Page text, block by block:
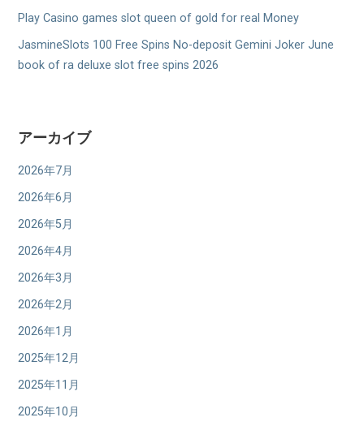
Play Casino games slot queen of gold for real Money
JasmineSlots 100 Free Spins No-deposit Gemini Joker June
book of ra deluxe slot free spins 2026
アーカイブ
2026年7月
2026年6月
2026年5月
2026年4月
2026年3月
2026年2月
2026年1月
2025年12月
2025年11月
2025年10月